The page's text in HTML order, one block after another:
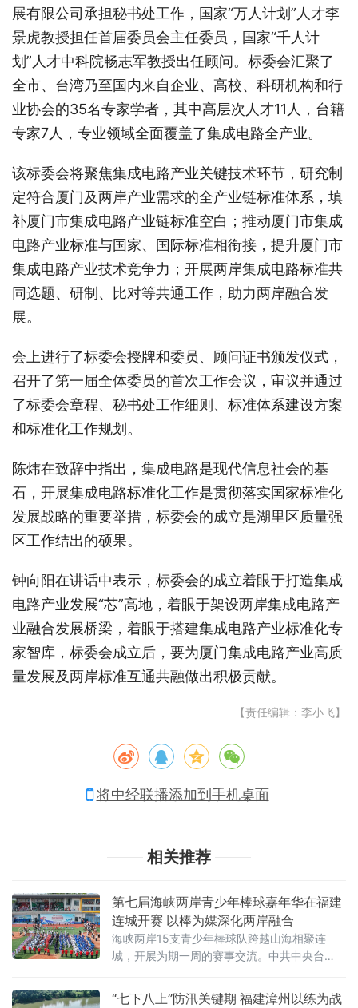
展有限公司承担秘书处工作，国家“万人计划”人才李
景虎教授担任首届委员会主任委员，国家“千人计
划”人才中科院畅志军教授出任顾问。标委会汇聚了
全市、台湾乃至国内来自企业、高校、科研机构和行
业协会的35名专家学者，其中高层次人才11人，台籍
专家7人，专业领域全面覆盖了集成电路全产业。
该标委会将聚焦集成电路产业关键技术环节，研究制
定符合厦门及两岸产业需求的全产业链标准体系，填
补厦门市集成电路产业链标准空白；推动厦门市集成
电路产业标准与国家、国际标准相衔接，提升厦门市
集成电路产业技术竞争力；开展两岸集成电路标准共
同选题、研制、比对等共通工作，助力两岸融合发
展。
会上进行了标委会授牌和委员、顾问证书颁发仪式，
召开了第一届全体委员的首次工作会议，审议并通过
了标委会章程、秘书处工作细则、标准体系建设方案
和标准化工作规划。
陈炜在致辞中指出，集成电路是现代信息社会的基
石，开展集成电路标准化工作是贯彻落实国家标准化
发展战略的重要举措，标委会的成立是湖里区质量强
区工作结出的硕果。
钟向阳在讲话中表示，标委会的成立着眼于打造集成
电路产业发展“芯”高地，着眼于架设两岸集成电路产
业融合发展桥梁，着眼于搭建集成电路产业标准化专
家智库，标委会成立后，要为厦门集成电路产业高质
量发展及两岸标准互通共融做出积极贡献。
【责任编辑：李小飞】
将中经联播添加到手机桌面
相关推荐
第七届海峡两岸青少年棒球嘉年华在福建
连城开赛 以棒为媒深化两岸融合
海峡两岸15支青少年棒球队跨越山海相聚连
城，开展为期一周的赛事交流。中共中央台
副省长江尔雄，中国
“七下八上”防汛关键期 福建漳州以练为战